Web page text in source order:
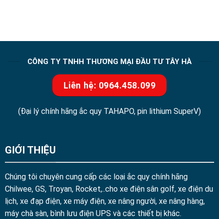
CÔNG TY TNHH THƯƠNG MẠI ĐẦU TƯ TÂY HÀ
Liên hệ: 0964.458.099
(Đại lý chính hãng ắc quy TAHAPO, pin lithium SuperV)
GIỚI THIỆU
Chúng tôi chuyên cung cấp các loại ắc quy chính hãng
Chilwee, GS, Troyan, Rocket,..cho xe điện sân golf, xe điện du
lịch, xe đạp điện, xe máy điện, xe nâng người, xe nâng hàng,
máy chà sàn, bình lưu điện UPS và các thiết bị khác.